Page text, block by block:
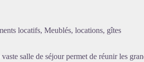
locatifs, Meublés, locations, gîtes
salle de séjour permet de réunir les